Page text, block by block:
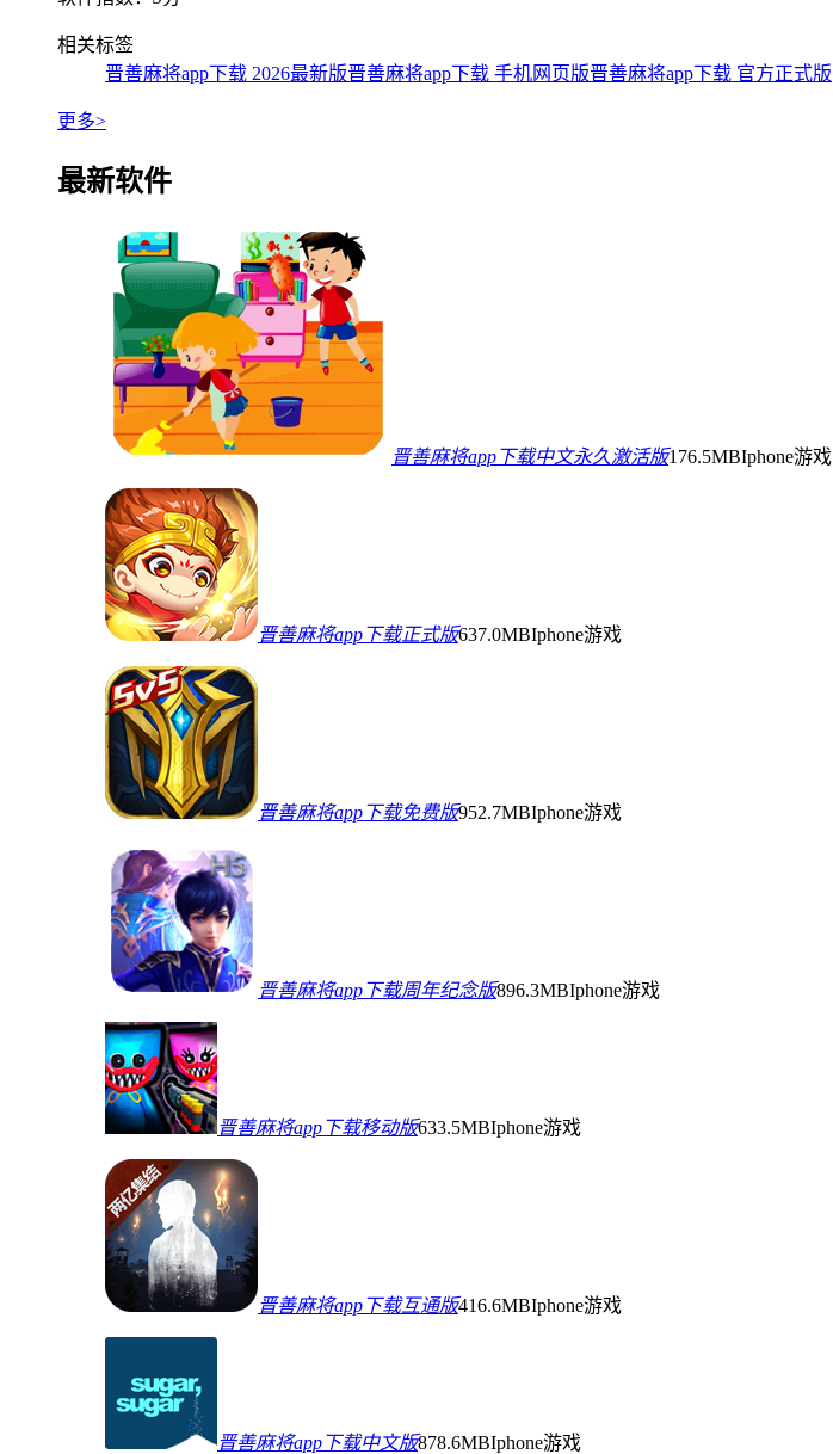
相关标签
晋善麻将app下载 2026最新版晋善麻将app下载 手机网页版晋善麻将app下载 官方正式版
更多>
最新软件
晋善麻将app下载中文永久激活版176.5MBIphone游戏
晋善麻将app下载正式版637.0MBIphone游戏
晋善麻将app下载免费版952.7MBIphone游戏
晋善麻将app下载周年纪念版896.3MBIphone游戏
晋善麻将app下载移动版633.5MBIphone游戏
晋善麻将app下载互通版416.6MBIphone游戏
晋善麻将app下载中文版878.6MBIphone游戏